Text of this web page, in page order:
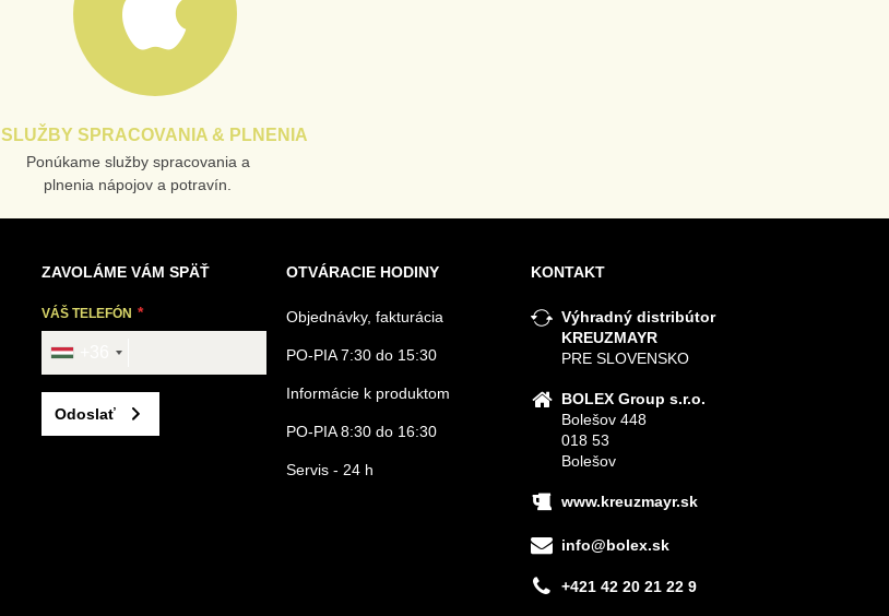
SLUŽBY SPRACOVANIA & PLNENIA
Ponúkame služby spracovania a
plnenia nápojov a potravín.
ZAVOLÁME VÁM SPÄŤ
VÁŠ TELEFÓN
Odoslať
OTVÁRACIE HODINY
Objednávky, fakturácia
PO-PIA 7:30 do 15:30
Informácie k produktom
PO-PIA 8:30 do 16:30
Servis - 24 h
KONTAKT
Výhradný distribútor
KREUZMAYR
PRE SLOVENSKO
BOLEX Group s.r.o.
Bolešov 448
018 53
Bolešov
www.kreuzmayr.sk
info@bolex.sk
+421 42 20 21 22 9